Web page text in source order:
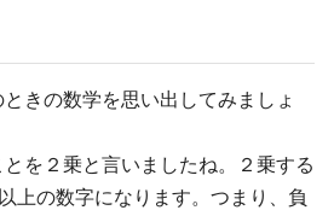
きの数学を思い出してみましょ
を２乗と言いましたね。２乗する
上の数字になります。つまり、負